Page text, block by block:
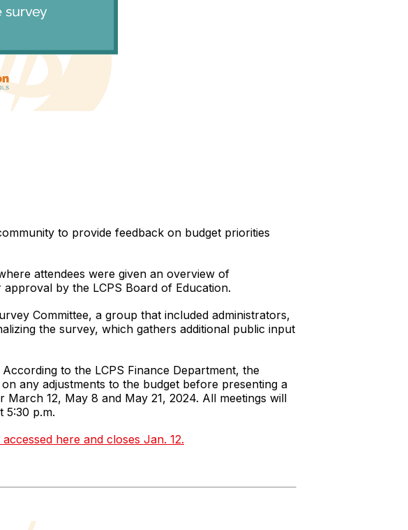
to provide feedback on budget priorities
attendees were given an overview of
by the LCPS Board of Education.
Committee, a group that included administrators,
the survey, which gathers additional public input
to the LCPS Finance Department, the
any adjustments to the budget before presenting a
12, May 8 and May 21, 2024. All meetings will
5:30 p.m.
here and closes Jan. 12.